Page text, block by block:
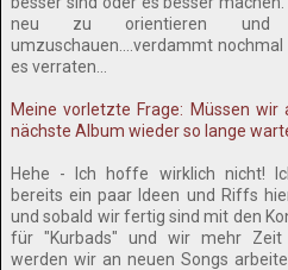
neu zu orientieren und
umzuschauen....verdammt
es verraten...
Meine vorletzte Frage: Müssen wir
nächste Album wieder so lange
Hehe - Ich hoffe wirklich nicht!
bereits ein paar Ideen und Riffs
und sobald wir fertig sind mit den
für "Kurbads" und wir mehr Zeit
werden wir an neuen Songs